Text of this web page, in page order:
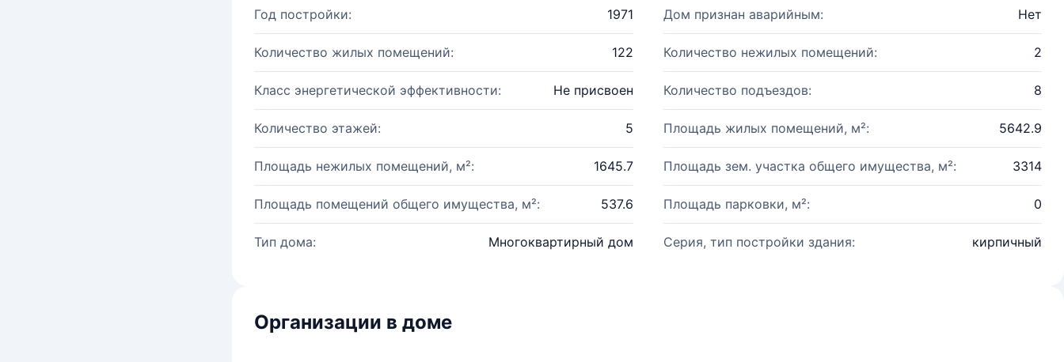
Год постройки: 1971 Дом признан аварийным: Нет
Количество жилых помещений: 122 Количество нежилых помещений: 2
Класс энергетической эффективности: Не присвоен Количество подъездов: 8
Количество этажей: 5 Площадь жилых помещений, м²: 5642.9
Площадь нежилых помещений, м²: 1645.7 Площадь зем. участка общего имущества, м²: 3314
Площадь помещений общего имущества, м²: 537.6 Площадь парковки, м²: 0
Тип дома: Многоквартирный дом Серия, тип постройки здания: кирпичный
Организации в доме